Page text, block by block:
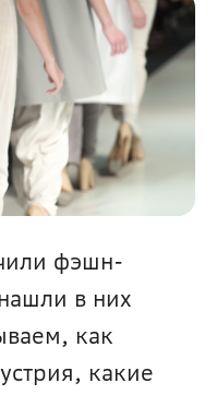
фэшн-
в них
как
какие